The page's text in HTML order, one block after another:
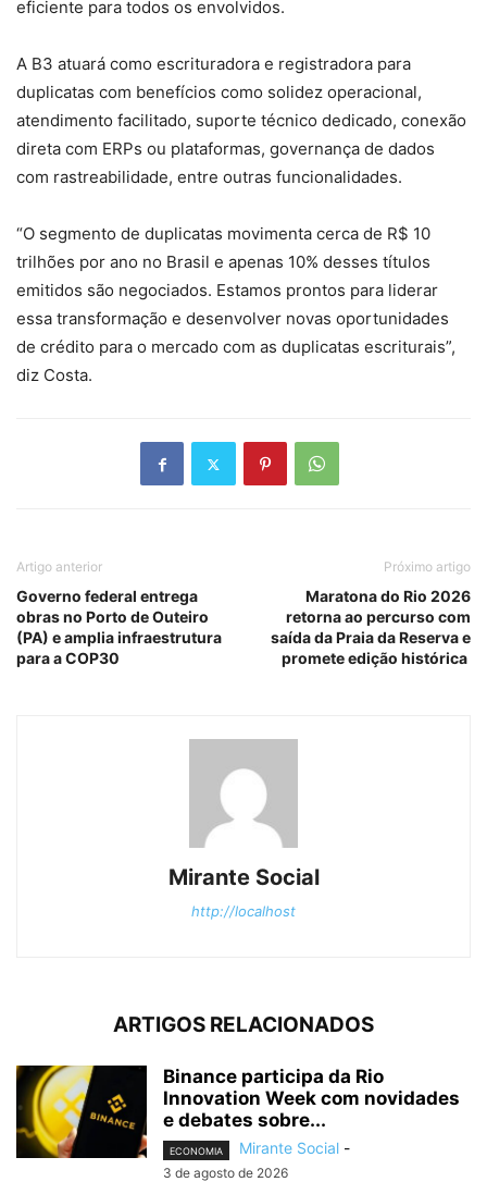
eficiente para todos os envolvidos.
A B3 atuará como escrituradora e registradora para
duplicatas com benefícios como solidez operacional,
atendimento facilitado, suporte técnico dedicado, conexão
direta com ERPs ou plataformas, governança de dados
com rastreabilidade, entre outras funcionalidades.
“O segmento de duplicatas movimenta cerca de R$ 10
trilhões por ano no Brasil e apenas 10% desses títulos
emitidos são negociados. Estamos prontos para liderar
essa transformação e desenvolver novas oportunidades
de crédito para o mercado com as duplicatas escriturais”,
diz Costa.
Artigo anterior
Governo federal entrega
obras no Porto de Outeiro
(PA) e amplia infraestrutura
para a COP30
Próximo artigo
Maratona do Rio 2026
retorna ao percurso com
saída da Praia da Reserva e
promete edição histórica
Mirante Social
http://localhost
ARTIGOS RELACIONADOS
Binance participa da Rio
Innovation Week com novidades
e debates sobre...
ECONOMIA Mirante Social -
3 de agosto de 2026